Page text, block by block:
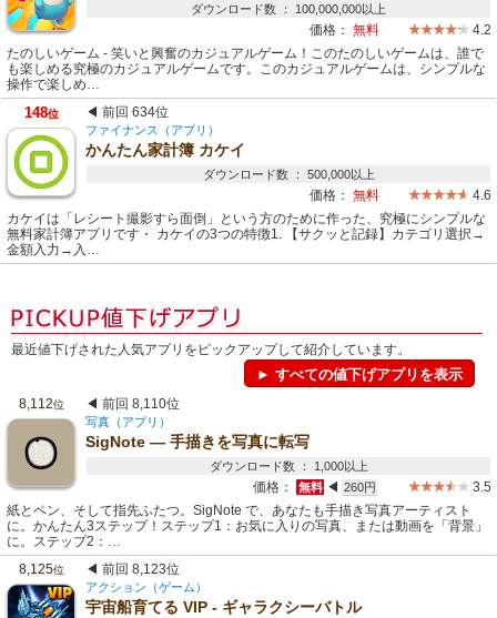
ダウンロード数 ： 100,000,000以上
価格： 無料
4.2
たのしいゲーム - 笑いと興奮のカジュアルゲーム！このたのしいゲームは、誰で
も楽しめる究極のカジュアルゲームです。このカジュアルゲームは、シンプルな
操作で楽しめ…
148位 ◀ 前回 634位
ファイナンス（アプリ）
かんたん家計簿 カケイ
ダウンロード数 ： 500,000以上
価格： 無料
4.6
カケイは「レシート撮影すら面倒」という方のために作った、究極にシンプルな
無料家計簿アプリです・ カケイの3つの特徴1. 【サクッと記録】カテゴリ選択→
金額入力→入…
最近値下げされた人気アプリをピックアップして紹介しています。
► すべての値下げアプリを表示
8,112位 ◀ 前回 8,110位
写真（アプリ）
SigNote — 手描きを写真に転写
ダウンロード数 ： 1,000以上
価格： 無料 ◀ 260円
3.5
紙とペン、そして指先ふたつ。SigNote で、あなたも手描き写真アーティスト
に。かんたん3ステップ！ステップ1：お気に入りの写真、または動画を「背景」
に。ステップ2：…
8,125位 ◀ 前回 8,123位
アクション（ゲーム）
宇宙船育てる VIP - ギャラクシーバトル